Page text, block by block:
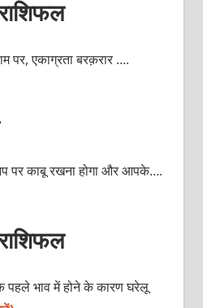
पर, एकाग्रता बरक़रार ….
पर काबू रखना होगा और आपके….
पहले भाव में होने के कारण घरेलू